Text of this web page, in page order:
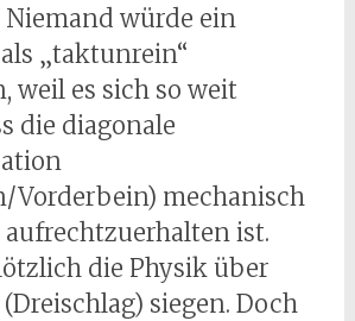
Niemand würde ein
„taktunrein“
weil es sich so weit
die diagonale
Vorderbein) mechanisch
ist.
die Physik über
siegen. Doch